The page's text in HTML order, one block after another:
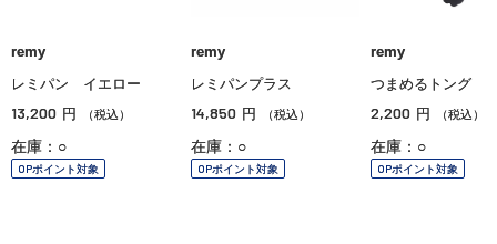
remy
レミパン イエロー
13,200 円 （税込）
在庫：○
OPポイント対象
remy
レミパンプラス
14,850 円 （税込）
在庫：○
OPポイント対象
remy
つまめるトング
2,200 円 （税込）
在庫：○
OPポイント対象